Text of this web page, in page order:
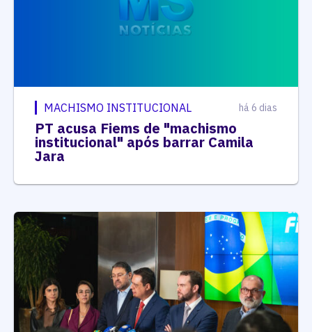
MACHISMO INSTITUCIONAL há 6 dias
PT acusa Fiems de "machismo
institucional" após barrar Camila
Jara